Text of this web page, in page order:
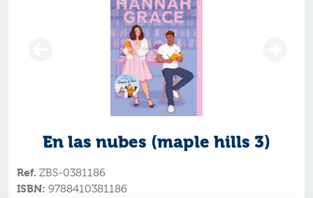
En las nubes (maple hills 3)
Ref. ZBS-0381186
ISBN: 9788410381186